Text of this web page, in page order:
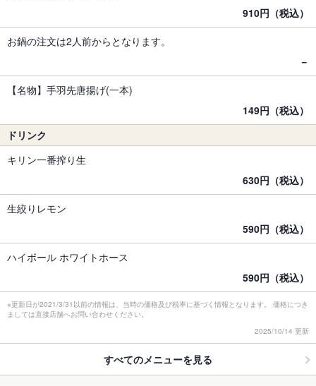
910円（税込）
お鍋の注文は2人前からとなります。
－
【名物】手羽先唐揚げ(一本)
149円（税込）
ドリンク
キリン一番搾り生
630円（税込）
生絞りレモン
590円（税込）
ハイボール ホワイトホース
590円（税込）
※更新日が2021/3/31以前の情報は、当時の価格及び税率に基づく情報となります。 価格につき
ましては直接店舗へお問い合わせください。
2025/10/14 更新
すべてのメニューを見る